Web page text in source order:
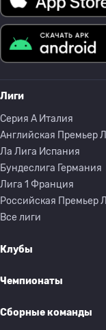
Лиги
Серия A Италия
Английская Премьер
Ла Лига Испания
Бундеслига Германия
Лига 1 Франция
Российская Премьер
Все лиги
Клубы
Чемпионаты
Сборные команды